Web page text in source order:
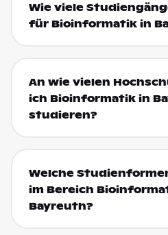
Wie viele
für Bioinformatik in
An wie vielen
ich Bioinformatik in
studieren?
Welche
im Bereich
Bayreuth?